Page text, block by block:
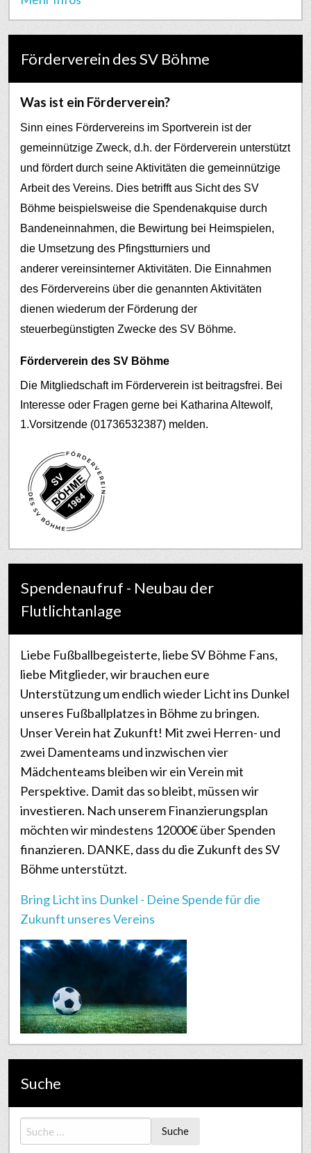
Förderverein des SV Böhme
Was ist ein Förderverein?
Sinn eines Fördervereins im Sportverein ist der
gemeinnützige Zweck, d.h. der Förderverein unterstützt
und fördert durch seine Aktivitäten die gemeinnützige
Arbeit des Vereins. Dies betrifft aus Sicht des SV
Böhme beispielsweise die Spendenakquise durch
Bandeneinnahmen, die Bewirtung bei Heimspielen,
die Umsetzung des Pfingstturniers und
anderer vereinsinterner Aktivitäten. Die Einnahmen
des Fördervereins über die genannten Aktivitäten
dienen wiederum der Förderung der
steuerbegünstigten Zwecke des SV Böhme.
Förderverein des SV Böhme
Die Mitgliedschaft im Förderverein ist beitragsfrei. Bei
Interesse oder Fragen gerne bei Katharina Altewolf,
1.Vorsitzende (01736532387) melden.
Spendenaufruf - Neubau der
Flutlichtanlage
Liebe Fußballbegeisterte, liebe SV Böhme Fans,
liebe Mitglieder, wir brauchen eure
Unterstützung um endlich wieder Licht ins Dunkel
unseres Fußballplatzes in Böhme zu bringen.
Unser Verein hat Zukunft! Mit zwei Herren- und
zwei Damenteams und inzwischen vier
Mädchenteams bleiben wir ein Verein mit
Perspektive. Damit das so bleibt, müssen wir
investieren. Nach unserem Finanzierungsplan
möchten wir mindestens 12000€ über Spenden
finanzieren. DANKE, dass du die Zukunft des SV
Böhme unterstützt.
Bring Licht ins Dunkel - Deine Spende für die
Zukunft unseres Vereins
Suche
Suche